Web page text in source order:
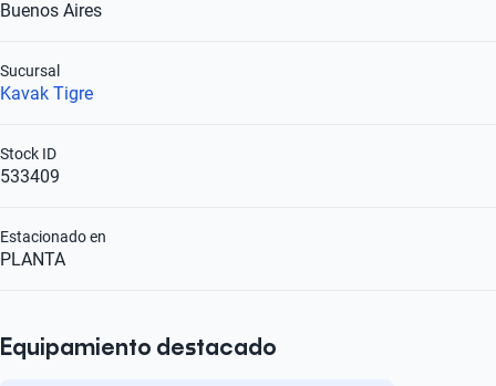
Buenos Aires
Kavak Tigre
Sucursal
533409
Stock ID
PLANTA
Estacionado en
Equipamiento destacado